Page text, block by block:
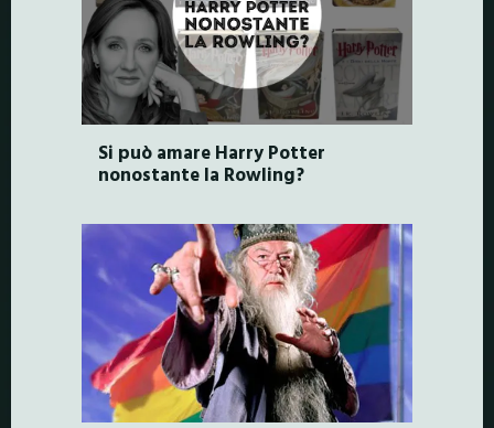
Si può amare Harry Potter
nonostante la Rowling?